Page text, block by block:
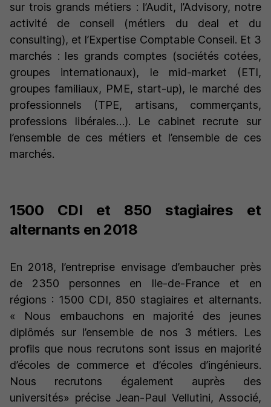
sur trois grands métiers : l’Audit, l’Advisory, notre
activité de conseil (métiers du deal et du
consulting), et l’Expertise Comptable Conseil. Et 3
marchés : les grands comptes (sociétés cotées,
groupes internationaux), le mid-market (ETI,
groupes familiaux, PME, start-up), le marché des
professionnels (TPE, artisans, commerçants,
professions libérales…). Le cabinet recrute sur
l’ensemble de ces métiers et l’ensemble de ces
marchés.
1500 CDI et 850 stagiaires et
alternants en 2018
En 2018, l’entreprise envisage d’embaucher près
de 2350 personnes en Ile-de-France et en
régions : 1500 CDI, 850 stagiaires et alternants.
« Nous embauchons en majorité des jeunes
diplômés sur l’ensemble de nos 3 métiers. Les
profils que nous recrutons sont issus en majorité
d’écoles de commerce et d’écoles d’ingénieurs.
Nous recrutons également auprès des
universités» précise Jean-Paul Vellutini, Associé,